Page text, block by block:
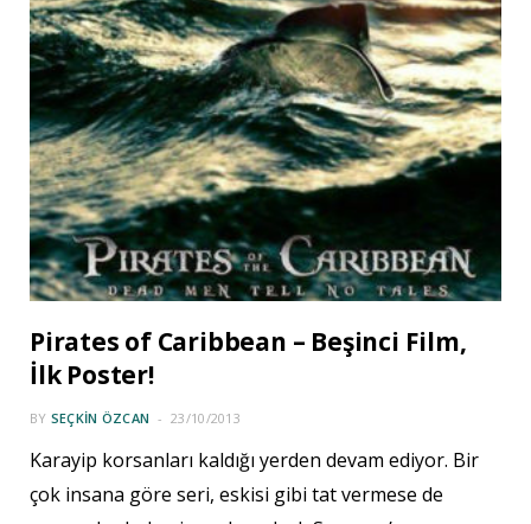
Pirates of Caribbean – Beşinci Film,
İlk Poster!
BY SEÇKIN ÖZCAN 23/10/2013
Karayip korsanları kaldığı yerden devam ediyor. Bir
çok insana göre seri, eskisi gibi tat vermese de